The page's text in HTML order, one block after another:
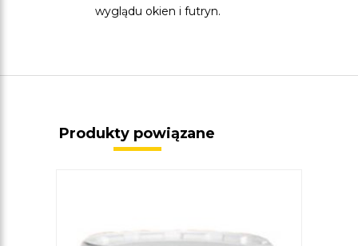
wyglądu okien i futryn.
Produkty powiązane